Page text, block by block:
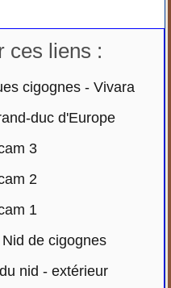
ces liens :
cigognes - Vivara
duc d'Europe
3
2
1
de cigognes
nid - extérieur